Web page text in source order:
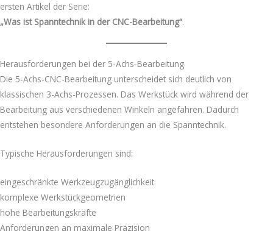
ersten Artikel der Serie:
„Was ist Spanntechnik in der CNC-Bearbeitung“.
Herausforderungen bei der 5-Achs-Bearbeitung
Die 5-Achs-CNC-Bearbeitung unterscheidet sich deutlich von
klassischen 3-Achs-Prozessen. Das Werkstück wird während der
Bearbeitung aus verschiedenen Winkeln angefahren. Dadurch
entstehen besondere Anforderungen an die Spanntechnik.
Typische Herausforderungen sind:
eingeschränkte Werkzeugzugänglichkeit
komplexe Werkstückgeometrien
hohe Bearbeitungskräfte
Anforderungen an maximale Präzision